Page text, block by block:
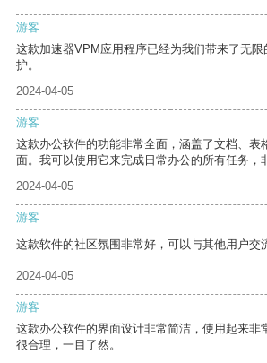
游客
这款加速器VPM应用程序已经为我们带来了无
护。
2024-04-05
游客
这款办公软件的功能非常全面，涵盖了文档、表
面。我可以使用它来完成日常办公的所有任务，
2024-04-05
游客
这款软件的社区氛围非常好，可以与其他用户交
2024-04-05
游客
这款办公软件的界面设计非常简洁，使用起来非
很合理，一目了然。